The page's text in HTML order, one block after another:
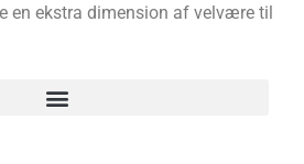
en ekstra dimension af velvære til